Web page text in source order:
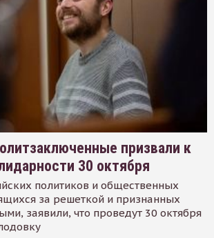
призвали к
30 октября
политиков и общественных
за решеткой и признанных
заявили, что проведут 30 октября